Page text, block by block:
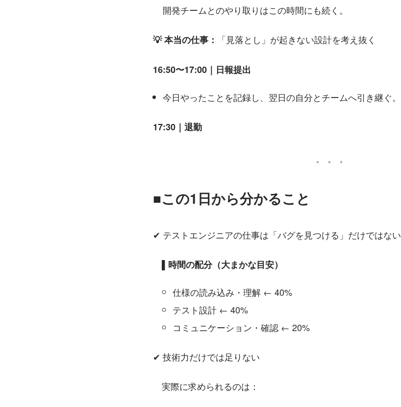
開発チームとのやり取りはこの時間にも続く。
💡 本当の仕事： 「見落とし」が起きない設計を考え抜く
16:50〜17:00｜日報提出
今日やったことを記録し、翌日の自分とチームへ引き継ぐ。
17:30｜退勤
■この1日から分かること
✔ テストエンジニアの仕事は「バグを見つける」だけではない
▌時間の配分（大まかな目安）
仕様の読み込み・理解 ← 40%
テスト設計 ← 40%
コミュニケーション・確認 ← 20%
✔ 技術力だけでは足りない
実際に求められるのは：